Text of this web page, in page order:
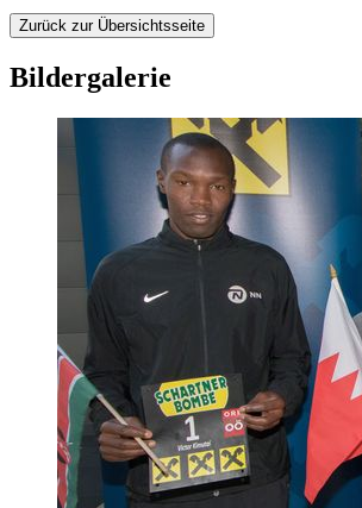
Zurück zur Übersichtsseite
Bildergalerie